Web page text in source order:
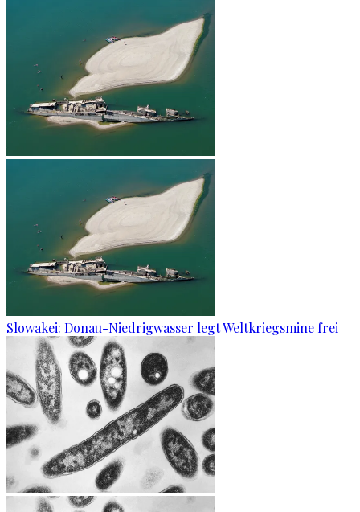
Slowakei: Donau-Niedrigwasser legt Weltkriegsmine frei